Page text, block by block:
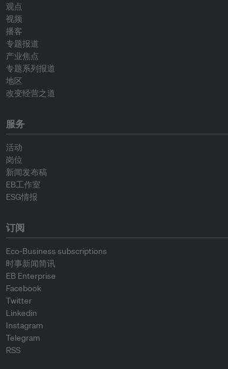
观点
视频
播客
专题报道
产业焦点
专题系列报道
地区
改变经营之道
服务
活动
岗位
新闻发布稿
EB工作室
ESG情报
订阅
Eco-Business subscriptions
时事新闻简讯
EB Enterprise
Facebook
Twitter
Linkedin
Instagram
Telegram
RSS